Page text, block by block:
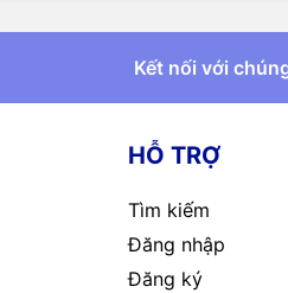
Kết nối với
HỖ TRỢ
Tìm kiếm
Đăng nhập
Đăng ký